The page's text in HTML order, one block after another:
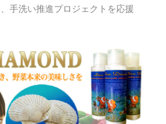
手洗い推進プロジェクトを応援